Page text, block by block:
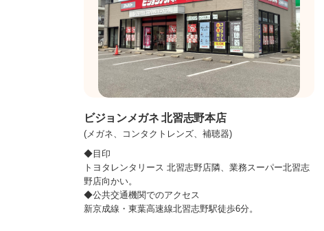
ビジョンメガネ 北習志野本店
(メガネ、コンタクトレンズ、補聴器)
◆目印
トヨタレンタリース 北習志野店隣、業務スーパー北習志
野店向かい。
◆公共交通機関でのアクセス
新京成線・東葉高速線北習志野駅徒歩6分。